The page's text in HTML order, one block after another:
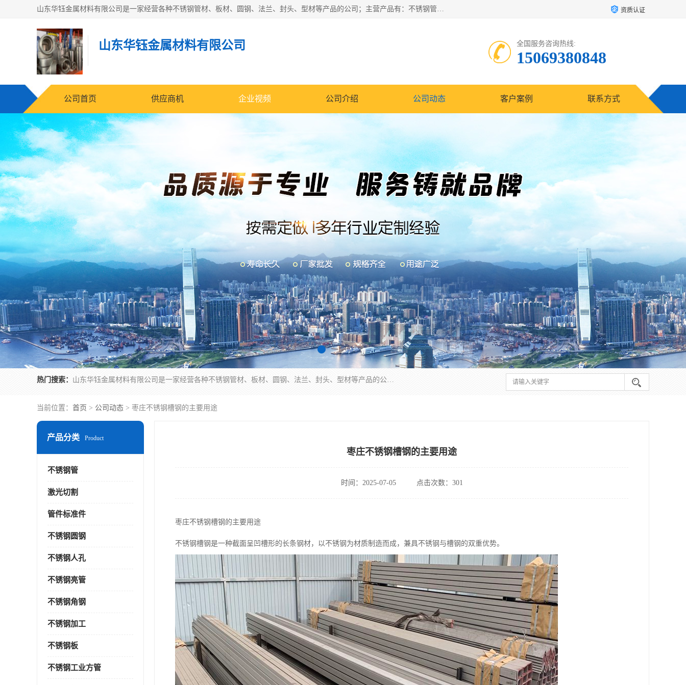
山东华钰金属材料有限公司是一家经营各种不锈钢管材、板材、圆钢、法兰、封头、型材等产品的公司；主营产品有：不锈钢管，激光切割，管件标准件，不锈钢圆钢，不锈钢人孔，不锈钢亮管，不锈钢角钢，不锈钢加工，不锈钢管子，不锈钢工业方管，不锈钢封头，不锈钢法兰，不锈钢阀门，不锈钢槽钢，不锈钢扁钢，不锈钢板等；可为客户制作各种规格的型材及不锈钢配件、非标准件及各种容器具等，能满足客户的不同采购要求。 资质认证
山东华钰金属材料有限公司 全国服务咨询热线:
15069380848
公司首页 供应商机 企业视频 公司介绍 公司动态 客户案例 联系方式
热门搜索： 山东华钰金属材料有限公司是一家经营各种不锈钢管材、板材、圆钢、法兰、封头、型材等产品的公司；主营产品有：不锈钢管，激光切割，管件标准件，不锈钢圆钢，不锈钢人孔，不锈钢亮管，不锈钢角钢，不锈钢加工，不锈钢管子，不锈钢工业方管，不锈钢封头，不锈钢法兰，不锈钢阀门，不锈钢槽钢，不锈钢扁钢，不锈钢板等；可为客户制作各种规格的型材及不锈钢配件、非标准件及各种容器具等，能满足客户的不同采购要求。
当前位置： 首页 > 公司动态 > 枣庄不锈钢槽钢的主要用途
产品分类 Product
不锈钢管
激光切割
管件标准件
不锈钢圆钢
不锈钢人孔
不锈钢亮管
不锈钢角钢
不锈钢加工
不锈钢板
不锈钢工业方管
枣庄不锈钢槽钢的主要用途
时间：2025-07-05 点击次数：301
枣庄不锈钢槽钢的主要用途
不锈钢槽钢是一种截面呈凹槽形的长条钢材，以不锈钢为材质制造而成，兼具不锈钢与槽钢的双重优势。